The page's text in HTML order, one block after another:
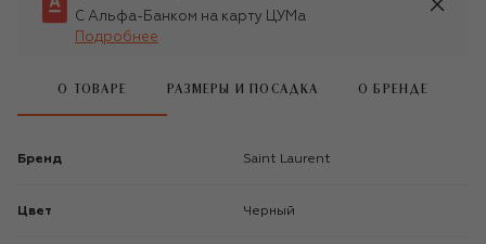
С Альфа-Банком на карту ЦУМа
Подробнее
О ТОВАРЕ РАЗМЕРЫ И ПОСАДКА О БРЕНДЕ
Бренд Saint Laurent
Цвет Черный